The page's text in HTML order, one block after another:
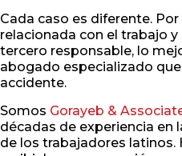
Cada caso es diferente.
relacionada con el trabajo
tercero responsable, lo
abogado especializado
accidente.
Somos Gorayeb &
décadas de experiencia en
de los trabajadores latinos.